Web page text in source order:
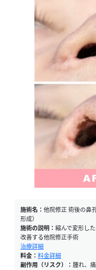
施術名： 他院修正 術後の鼻
形成）
施術の説明： 縮んで変形し
改善する他院修正手術
治療詳細
料金： 料金詳細
副作用（リスク）： 腫れ、